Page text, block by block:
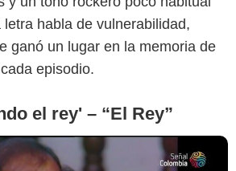
habla de vulnerabilidad,
ganó un lugar en la memoria de
episodio.
el rey' – “El Rey”